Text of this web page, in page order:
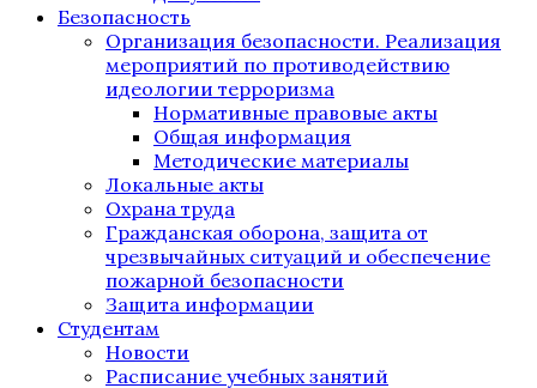
Безопасность
Организация безопасности. Реализация
мероприятий по противодействию
идеологии терроризма
Нормативные правовые акты
Общая информация
Методические материалы
Локальные акты
Охрана труда
Гражданская оборона, защита от
чрезвычайных ситуаций и обеспечение
пожарной безопасности
Защита информации
Студентам
Новости
Расписание учебных занятий